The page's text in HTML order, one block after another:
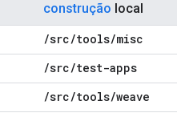
construção local
/src/tools/misc
/src/test-apps
/src/tools/weave